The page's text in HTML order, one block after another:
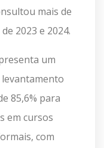
mais de
2023 e 2024.
um
levantamento
85,6% para
em cursos
com